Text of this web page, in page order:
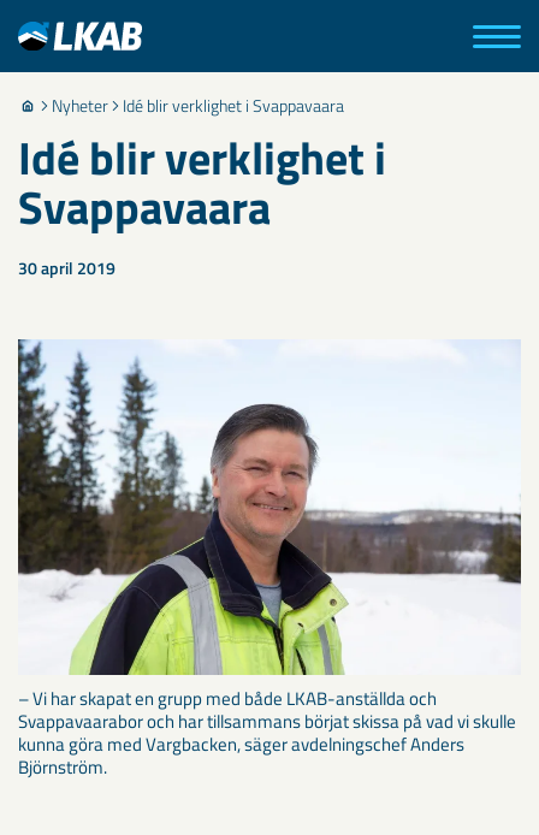
Nyheter Idé blir verklighet i Svappavaara
Idé blir verklighet i
Svappavaara
30 april 2019
– Vi har skapat en grupp med både LKAB-anställda och
Svappavaarabor och har tillsammans börjat skissa på vad vi skulle
kunna göra med Vargbacken, säger avdelningschef Anders
Björnström.